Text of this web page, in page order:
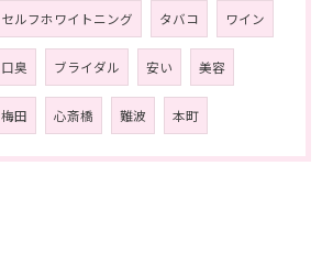
セルフホワイトニング タバコ ワイン
口臭 ブライダル 安い 美容
梅田 心斎橋 難波 本町